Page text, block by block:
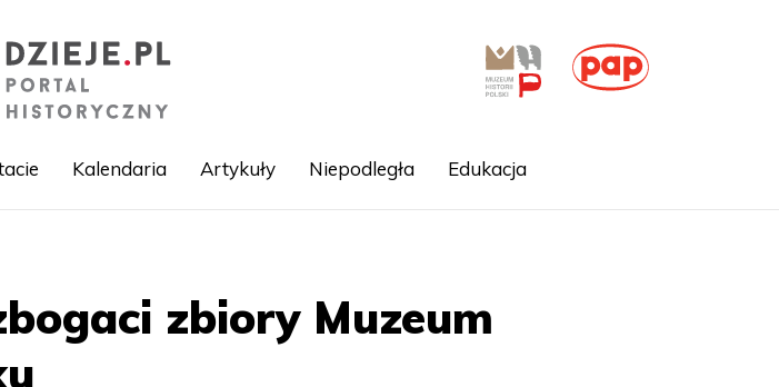
Kalendaria Artykuły Niepodległa Edukacja
zbiory Muzeum